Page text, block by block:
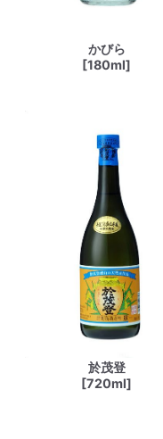
かびら
[180ml]
於茂登
[720ml]